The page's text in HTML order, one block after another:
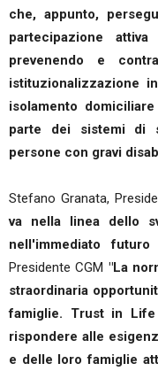
che, appunto,
partecipazione
prevenendo e
istituzionalizzazione
isolamento
parte dei sistemi di
persone con gravi
Stefano Granata,
va nella linea dello
nell'immediato
Presidente CGM "La
straordinaria
famiglie. Trust in
rispondere alle
e delle loro famiglie